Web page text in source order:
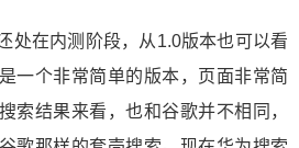
处在内测阶段，从1.0版本也可以看
一个非常简单的版本，页面非常简
索结果来看，也和谷歌并不相同，